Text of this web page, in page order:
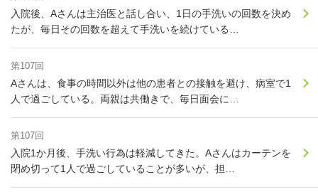
入院後、Aさんは主治医と話し合い、1日の手洗いの回数を決め
たが、毎日その回数を超えて手洗いを続けている…
第107回
Aさんは、食事の時間以外は他の患者との接触を避け、病室で1
人で過ごしている。両親は共働きで、毎日面会に…
第107回
入院1か月後、手洗い行為は軽減してきた。Aさんはカーテンを
閉め切って1人で過ごしていることが多いが、担…